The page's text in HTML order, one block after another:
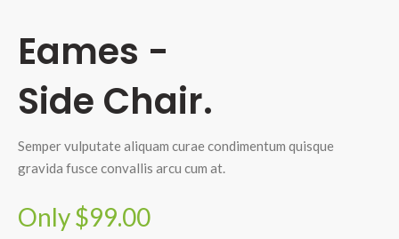
Eames -
Side Chair.
Semper vulputate aliquam curae condimentum quisque
gravida fusce convallis arcu cum at.
Only $99.00